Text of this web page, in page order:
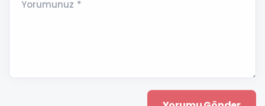
Yorumunuz *